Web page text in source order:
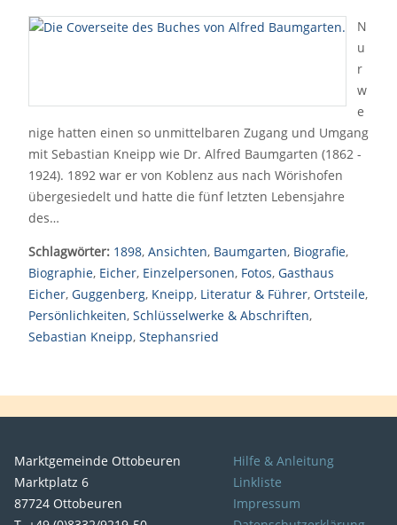
N
u
r
w
e
nige hatten einen so unmittelbaren Zugang und Umgang
mit Sebastian Kneipp wie Dr. Alfred Baumgarten (1862 -
1924). 1892 war er von Koblenz aus nach Wörishofen
übergesiedelt und hatte die fünf letzten Lebensjahre
des…
Schlagwörter: 1898, Ansichten, Baumgarten, Biografie,
Biographie, Eicher, Einzelpersonen, Fotos, Gasthaus
Eicher, Guggenberg, Kneipp, Literatur & Führer, Ortsteile,
Persönlichkeiten, Schlüsselwerke & Abschriften,
Sebastian Kneipp, Stephansried
Marktgemeinde Ottobeuren
Marktplatz 6
87724 Ottobeuren
Hilfe & Anleitung
Linkliste
Impressum